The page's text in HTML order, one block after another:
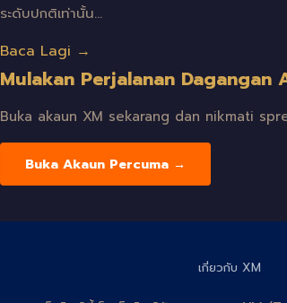
ระดับปกติเท่านั้น…
Baca Lagi →
Mulakan Perjalanan Dagangan
Buka akaun XM sekarang dan nikmati
Buka Akaun Percuma →
เกี่ยวกับ XM